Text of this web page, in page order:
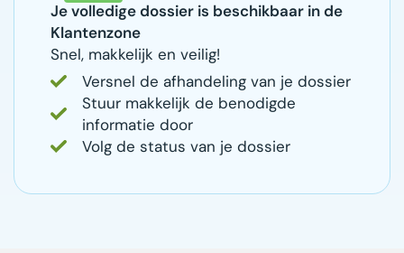
Je volledige dossier is beschikbaar in de
Klantenzone
Snel, makkelijk en veilig!
Versnel de afhandeling van je dossier
Stuur makkelijk de benodigde
informatie door
Volg de status van je dossier